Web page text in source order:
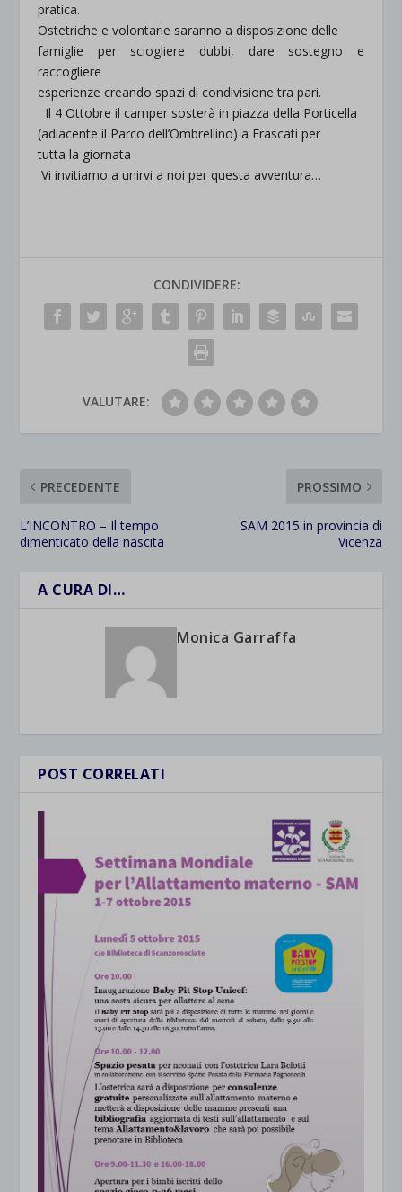
pratica.
Ostetriche e volontarie saranno a disposizione delle
famiglie per sciogliere dubbi, dare sostegno e
raccogliere
esperienze creando spazi di condivisione tra pari.
Il 4 Ottobre il camper sosterà in piazza della Porticella
(adiacente il Parco dell’Ombrellino) a Frascati per
tutta la giornata
Vi invitiamo a unirvi a noi per questa avventura…
CONDIVIDERE:
VALUTARE:
PRECEDENTE
L’INCONTRO – Il tempo
dimenticato della nascita
PROSSIMO
SAM 2015 in provincia di
Vicenza
A CURA DI…
Monica Garraffa
POST CORRELATI